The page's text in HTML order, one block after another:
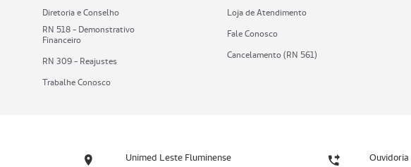
Diretoria e Conselho
RN 518 - Demonstrativo
Financeiro
RN 309 - Reajustes
Trabalhe Conosco
Loja de Atendimento
Fale Conosco
Cancelamento (RN 561)
Unimed Leste Fluminense Ouvidoria